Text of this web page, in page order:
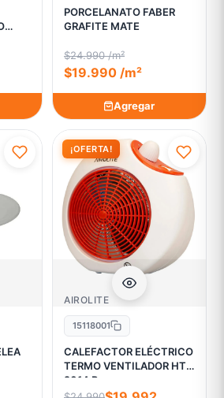
PORCELANATO FABER
GRAFITE MATE
$24.990 /m²
$19.990 /m²
Agregar
¡OFERTA!
AIROLITE
15118001
CALEFACTOR ELÉCTRICO
TERMO VENTILADOR HT
2014 R